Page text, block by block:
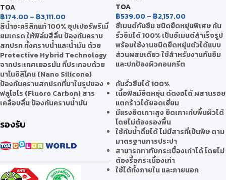
TOA
฿174.00– ฿3,111.00
สีน้ำอะคริลิกแท้ 100% ซุปเปอร์พรีเมี่
ยมเกรด ให้ฟิล์มสีลื่น ป้องกันคราบ
สกปรก ทั้งคราบน้ำและน้ำมัน ด้วย
Protective Hybrid Technology
จากประเทศเยอรมัน ที่ประกอบด้วย
นาโนซิลิโคน (Nano Silicone)
ป้องกันคราบสกปรกที่มาในรูปของ
ฟลูโอโร (Fluoro Carbon) สาร
เคลือบลื่น ป้องกันคราบน้ำมัน
รองรับ
TOA
฿539.00– ฿2,157.00
ซีเมนต์กันซึม ชนิดยืดหยุ่นพิเศษ กัน
รั่วซึมได้ 100% เป็นซีเมนต์สำเร็จรูป
พร้อมใช้งานชนิดยืดหยุ่นตัวได้แบบ
ส่วนผสมเดียว ใช้สำหรับงานกันซึม
และปกป้องผิวคอนกรีต
กันรั่วซึมได้ 100%
เนื้อฟิลม์ยืดหยุ่น ดัดงอได้ ผสานรอย
แตกร้าวได้ยอดเยี่ยม
มีแรงยึดเกาะสูง ยึดเกาะกับพื้นผิวได้
โดยไม่ต้องรองพื้น
ใช้กับน้ำดื่มได้ ไม่มีสารที่เป็นพิษ ตาม
มาตรฐานการประปา
สามารถทาทับกระเบื้องเก่าได้ โดยไม่
ต้องรื้อกระเบื้องเก่า
ใช้ได้ทั้งภายใน และภายนอก